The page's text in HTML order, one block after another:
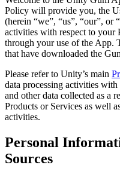
Unity
LiveOps
Анализ после запуска и
Развивайте
Привлечение
Будьте замечены и
Встроенные покупки
Монетизация
Соединяйте игроков с
Торговля
Преобразовать опыт в
Увеличьте инновации и
Посмотреть все отрасли
Дополнительная
Истории успеха
Истории успеха из
Руководства по лучшим
Советы и хитрости от
Демонстрационные
Демо-версии, образцы и
Что нового
Блог
Присоединяйтесь к
Награды Unity
Празднование Unity-
Практические руководства
Практические советы и
Образование
Для студентов
Запустите свою карьеру
Для преподавателей
Улучшите свое
Лицензия Education Grant
Принесите мощь Unity в
Policy will provide you, the
(herein “we”, “us”, “our”,
activities with respect to your
through your use of the App.
that have downloaded the
Please refer to Unity’s main
data processing activities
and other data collected as a
Products or Services as well
activities.
Personal
Sources